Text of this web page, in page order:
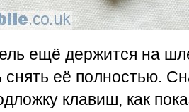
ещё держится на
снять её полностью.
клавиш, как